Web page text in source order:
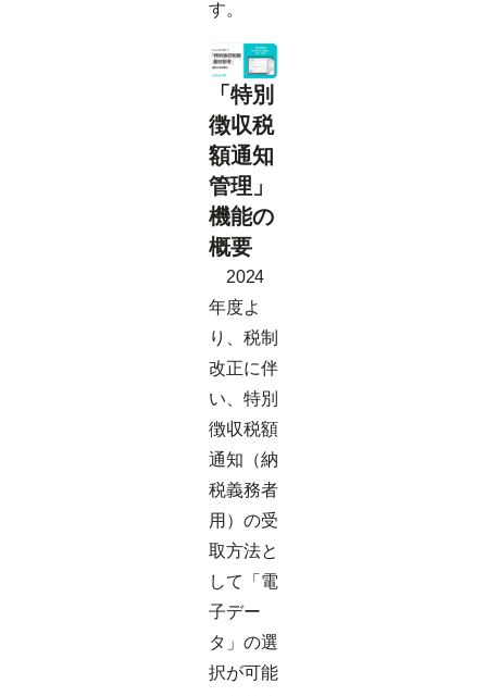
す。
「特別
徴収税
額通知
管理」
機能の
概要
2024
年度よ
り、税制
改正に伴
い、特別
徴収税額
通知（納
税義務者
用）の受
取方法と
して「電
子デー
タ」の選
択が可能